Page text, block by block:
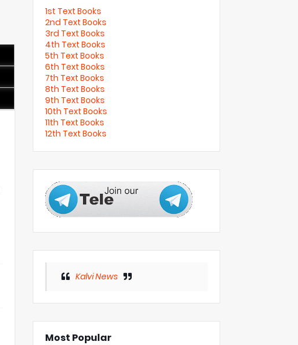
1st Text Books
2nd Text Books
3rd Text Books
4th Text Books
5th Text Books
6th Text Books
7th Text Books
8th Text Books
9th Text Books
10th Text Books
11th Text Books
12th Text Books
Kalvi News
Most Popular